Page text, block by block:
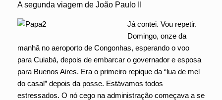
A segunda viagem de João Paulo II
Já contei. Vou repetir.
Domingo, onze da
manhã no aeroporto de Congonhas, esperando o voo
para Cuiabá, depois de embarcar o governador e esposa
para Buenos Aires. Era o primeiro repique da “lua de mel
do casal” depois da posse. Estávamos todos
estressados. O nó cego na administração começava a se